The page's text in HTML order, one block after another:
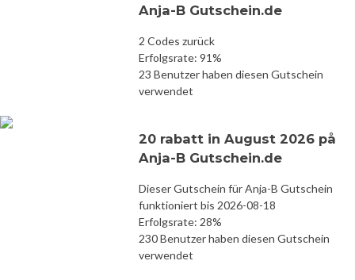
Anja-B Gutschein.de
2 Codes zurück
Erfolgsrate: 91%
23 Benutzer haben diesen Gutschein
verwendet
20 rabatt in August 2026 på
Anja-B Gutschein.de
Dieser Gutschein für Anja-B Gutschein
funktioniert bis 2026-08-18
Erfolgsrate: 28%
230 Benutzer haben diesen Gutschein
verwendet